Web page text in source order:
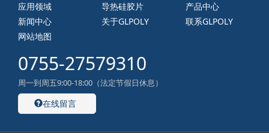
应用领域 导热硅胶片
产品中心
新闻中心
关于GLPOLY
联系GLPOLY
网站地图
0755-27579310
周一到周五9:00-18:00（法定节假日休息）
在线留言